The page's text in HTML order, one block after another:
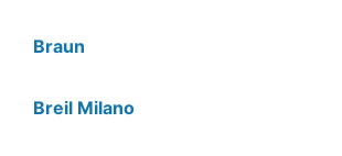
Braun
Breil Milano